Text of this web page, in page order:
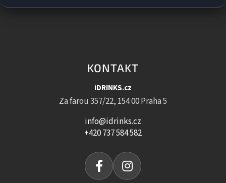
KONTAKT
iDRINKS.cz
Za farou 357/22, 154 00 Praha 5
info@idrinks.cz
+420 737 584 582